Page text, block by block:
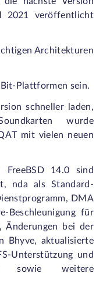
2021 veröffentlicht
Architekturen
Plattformen sein.
schneller laden,
wurde
mit vielen neuen
14.0 sind
nda als Standard-
DMA
Beschleunigung für
Änderungen bei der
Bhyve, aktualisierte
Unterstützung und
sowie weitere